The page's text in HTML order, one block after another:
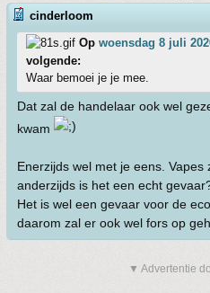
cinderloom
Op woensdag 8 juli
volgende:
Waar bemoei je je mee.
Dat zal de handelaar ook wel
kwam
Enerzijds wel met je eens.
anderzijds is het een echt
Het is wel een gevaar voor de
daarom zal er ook wel fors op
▼ Advertentie